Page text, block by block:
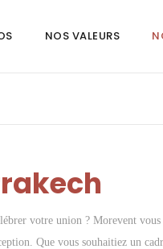
NOS VALEURS
votre union ? Morevent vous
Que vous souhaitiez un